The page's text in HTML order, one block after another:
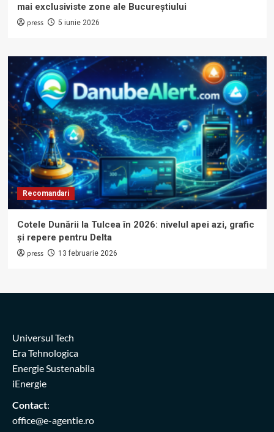
mai exclusiviste zone ale Bucureștiului
press 5 iunie 2026
Recomandari
Cotele Dunării la Tulcea în 2026: nivelul apei azi, grafic
și repere pentru Delta
press 13 februarie 2026
Universul Tech
Era Tehnologica
Energie Sustenabila
iEnergie
Contact:
office@e-agentie.ro